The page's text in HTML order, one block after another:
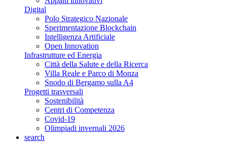
Digital
Polo Strategico Nazionale
Sperimentazione Blockchain
Intelligenza Artificiale
Open Innovation
Infrastrutture ed Energia
Città della Salute e della Ricerca
Villa Reale e Parco di Monza
Snodo di Bergamo sulla A4
Progetti trasversali
Sostenibilità
Centri di Competenza
Covid-19
Olimpiadi invernali 2026
search